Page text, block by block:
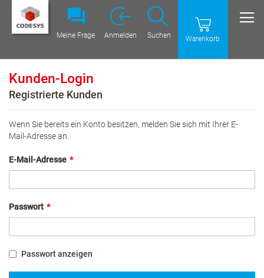
Warenkorb
Suchen
Meine Frage Anmelden
Kunden-Login
Registrierte Kunden
Wenn Sie bereits ein Konto besitzen, melden Sie sich mit Ihrer E-
Mail-Adresse an.
E-Mail-Adresse
Passwort
Passwort anzeigen